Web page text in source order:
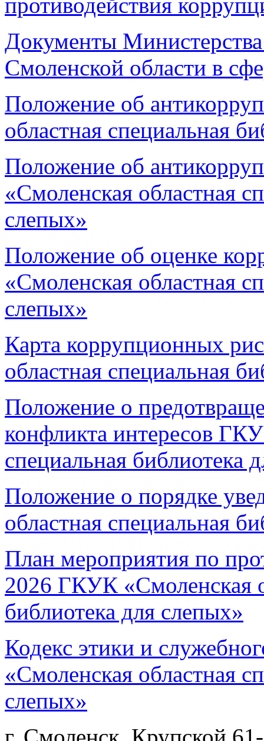
Документы
Смоленской области в
Положение об
областная специальная
Положение об
«Смоленская областная
слепых»
Положение об оценке
«Смоленская областная
слепых»
Карта коррупционных
областная специальная
Положение о
конфликта интересов
специальная библиотека
Положение о порядке
областная специальная
План мероприятия по
2026 ГКУК «Смоленская
библиотека для слепых»
Кодекс этики и
«Смоленская областная
слепых»